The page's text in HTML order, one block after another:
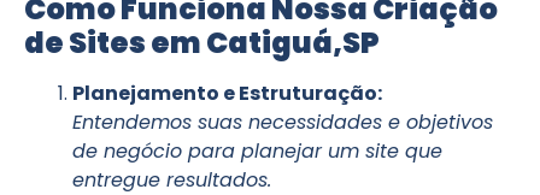
Como Funciona Nossa Criação
de Sites em Catiguá,SP
Planejamento e Estruturação:
Entendemos suas necessidades e objetivos
de negócio para planejar um site que
entregue resultados.